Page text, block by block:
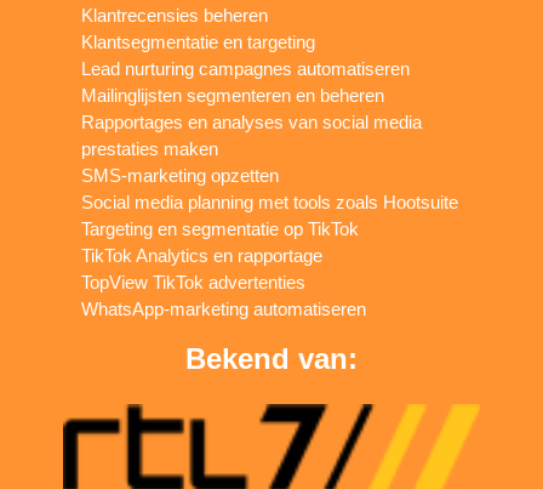
Klantrecensies beheren
Klantsegmentatie en targeting
Lead nurturing campagnes automatiseren
Mailinglijsten segmenteren en beheren
Rapportages en analyses van social media
prestaties maken
SMS-marketing opzetten
Social media planning met tools zoals Hootsuite
Targeting en segmentatie op TikTok
TikTok Analytics en rapportage
TopView TikTok advertenties
WhatsApp-marketing automatiseren
Bekend van: